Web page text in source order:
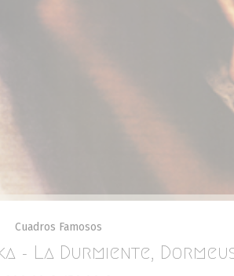
Cuadros Famosos
- La Durmiente,